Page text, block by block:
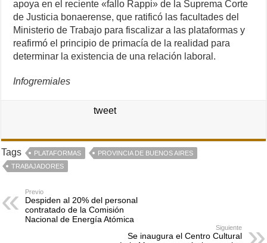
apoya en el reciente «fallo Rappi» de la Suprema Corte
de Justicia bonaerense, que ratificó las facultades del
Ministerio de Trabajo para fiscalizar a las plataformas y
reafirmó el principio de primacía de la realidad para
determinar la existencia de una relación laboral.
Infogremiales
tweet
Tags PLATAFORMAS
PROVINCIA DE BUENOS AIRES
TRABAJADORES
Previo
Despiden al 20% del personal
contratado de la Comisión
Nacional de Energía Atómica
Siguiente
Se inaugura el Centro Cultural